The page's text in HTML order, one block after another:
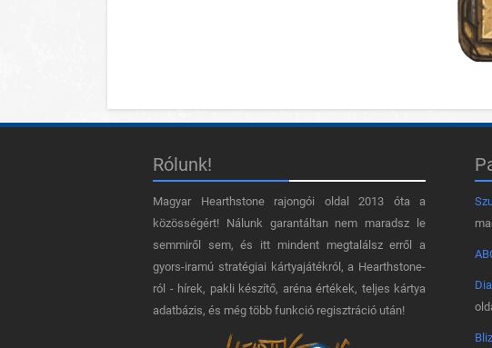
Rólunk!
Magyar Hearthstone​ rajongói oldal 2013 óta a
közösségért! Nálunk garantáltan nem maradsz le
semmiről sem, és itt mindent megtalálsz erről a
gyors-iramú stratégiai kártyajátékról, a Hearthstone-
ról - hírek, pakli készítő, aréna értékek, teljes kártya
adatbázis, és még több funkció regisztráció után!